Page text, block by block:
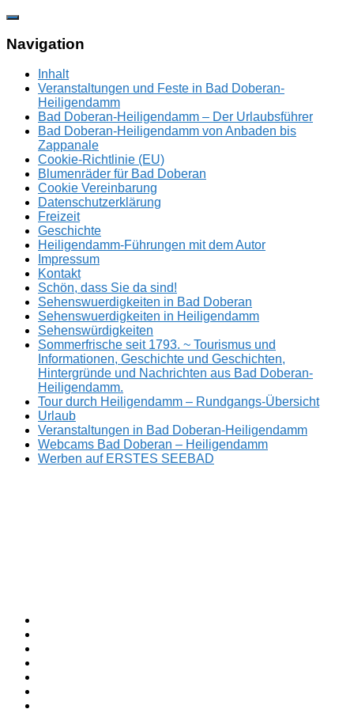
Zum
springen
Navigation
Inhalt
Veranstaltungen und Feste in Bad Doberan-
Heiligendamm
Bad Doberan-Heiligendamm – Der Urlaubsführer
Bad Doberan-Heiligendamm von Anbaden bis
Zappanale
Cookie-Richtlinie (EU)
Blumenräder für Bad Doberan
Cookie Vereinbarung
Datenschutzerklärung
Freizeit
Geschichte
Heiligendamm-Führungen mit dem Autor
Impressum
Kontakt
Schön, dass Sie da sind!
Sehenswuerdigkeiten in Bad Doberan
Sehenswuerdigkeiten in Heiligendamm
Sehenswürdigkeiten
Sommerfrische seit 1793. ~ Tourismus und
Informationen, Geschichte und Geschichten,
Hintergründe und Nachrichten aus Bad Doberan-
Heiligendamm.
Tour durch Heiligendamm – Rundgangs-Übersicht
Urlaub
Veranstaltungen in Bad Doberan-Heiligendamm
Webcams Bad Doberan – Heiligendamm
Werben auf ERSTES SEEBAD
ERSTES
SEEBAD
Sommerfrische
seit
1793.